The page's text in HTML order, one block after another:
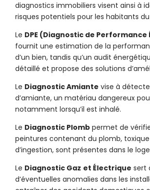
diagnostics immobiliers visent ainsi à
risques potentiels pour les habitants
Le DPE (Diagnostic de
fournit une estimation de la
d’un bien, tandis qu’un audit
détaillé et propose des solutions
Le Diagnostic Amiante vise à
d’amiante, un matériau dangereux
notamment lorsqu’il est inhalé.
Le Diagnostic Plomb permet de
peintures contenant du plomb,
d’ingestion, sont présentes dans le
Le Diagnostic Gaz et Électrique sert
d’éventuelles anomalies dans les